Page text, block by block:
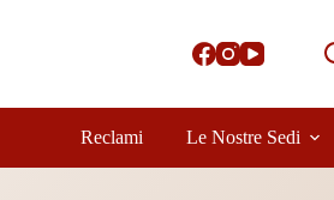
Reclami Le Nostre Sedi